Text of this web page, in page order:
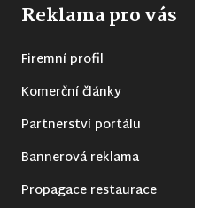
Reklama pro vás
Firemní profil
Komerční články
Partnerství portálu
Bannerová reklama
Propagace restaurace